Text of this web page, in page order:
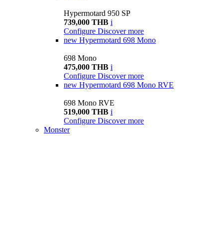
Hypermotard 950 SP
739,000 THB i
Configure Discover more
new Hypermotard 698 Mono
698 Mono
475,000 THB i
Configure Discover more
new Hypermotard 698 Mono RVE
698 Mono RVE
519,000 THB i
Configure Discover more
Monster